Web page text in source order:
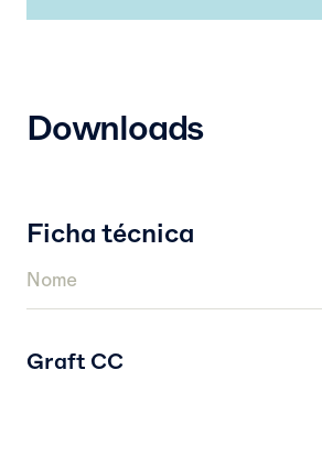
Downloads
Ficha técnica
Nome
Graft CC